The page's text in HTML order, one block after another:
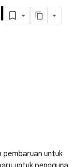
pembaruan untuk